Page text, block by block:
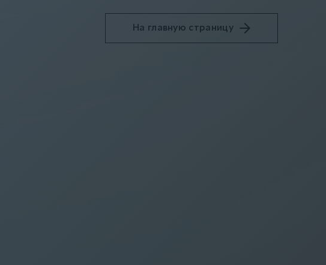
На главную страницу